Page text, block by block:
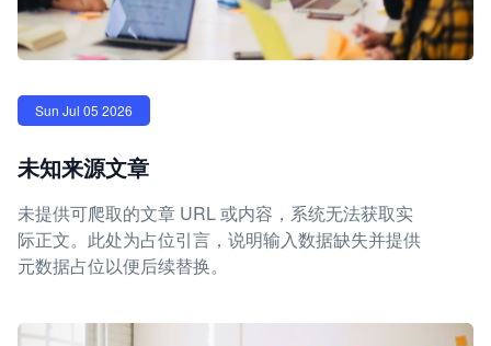
Sun Jul 05 2026
未知来源文章
未提供可爬取的文章 URL 或内容，系统无法获取实
际正文。此处为占位引言，说明输入数据缺失并提供
元数据占位以便后续替换。